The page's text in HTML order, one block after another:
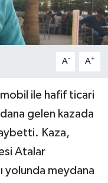
A- A+
ile hafif ticari
gelen kazada
Kaza,
Atalar
yolunda meydana